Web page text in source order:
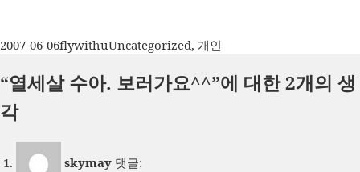
작
일
자
2007-06-06글
이
flywithu카
Uncategorized, 개인
“열세살 수아. 보러가요^^”에 대한 2개의 생
각
skymay 댓글: